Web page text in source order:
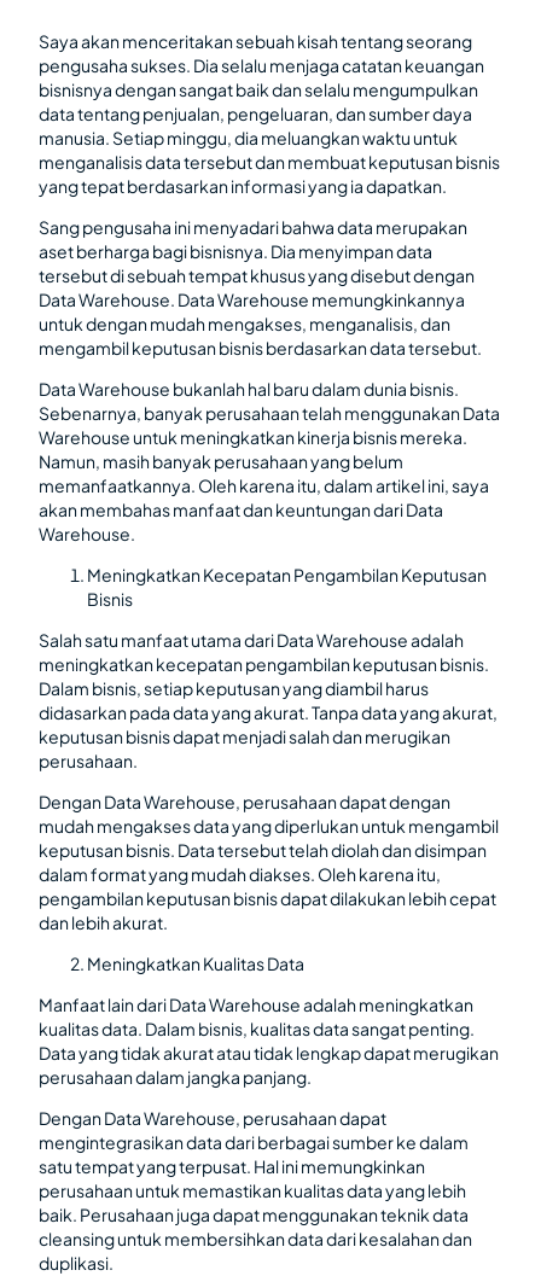
Saya akan menceritakan sebuah kisah tentang seorang
pengusaha sukses. Dia selalu menjaga catatan keuangan
bisnisnya dengan sangat baik dan selalu mengumpulkan
data tentang penjualan, pengeluaran, dan sumber daya
manusia. Setiap minggu, dia meluangkan waktu untuk
menganalisis data tersebut dan membuat keputusan bisnis
yang tepat berdasarkan informasi yang ia dapatkan.
Sang pengusaha ini menyadari bahwa data merupakan
aset berharga bagi bisnisnya. Dia menyimpan data
tersebut di sebuah tempat khusus yang disebut dengan
Data Warehouse. Data Warehouse memungkinkannya
untuk dengan mudah mengakses, menganalisis, dan
mengambil keputusan bisnis berdasarkan data tersebut.
Data Warehouse bukanlah hal baru dalam dunia bisnis.
Sebenarnya, banyak perusahaan telah menggunakan Data
Warehouse untuk meningkatkan kinerja bisnis mereka.
Namun, masih banyak perusahaan yang belum
memanfaatkannya. Oleh karena itu, dalam artikel ini, saya
akan membahas manfaat dan keuntungan dari Data
Warehouse.
Meningkatkan Kecepatan Pengambilan Keputusan
Bisnis
Salah satu manfaat utama dari Data Warehouse adalah
meningkatkan kecepatan pengambilan keputusan bisnis.
Dalam bisnis, setiap keputusan yang diambil harus
didasarkan pada data yang akurat. Tanpa data yang akurat,
keputusan bisnis dapat menjadi salah dan merugikan
perusahaan.
Dengan Data Warehouse, perusahaan dapat dengan
mudah mengakses data yang diperlukan untuk mengambil
keputusan bisnis. Data tersebut telah diolah dan disimpan
dalam format yang mudah diakses. Oleh karena itu,
pengambilan keputusan bisnis dapat dilakukan lebih cepat
dan lebih akurat.
Meningkatkan Kualitas Data
Manfaat lain dari Data Warehouse adalah meningkatkan
kualitas data. Dalam bisnis, kualitas data sangat penting.
Data yang tidak akurat atau tidak lengkap dapat merugikan
perusahaan dalam jangka panjang.
Dengan Data Warehouse, perusahaan dapat
mengintegrasikan data dari berbagai sumber ke dalam
satu tempat yang terpusat. Hal ini memungkinkan
perusahaan untuk memastikan kualitas data yang lebih
baik. Perusahaan juga dapat menggunakan teknik data
cleansing untuk membersihkan data dari kesalahan dan
duplikasi.